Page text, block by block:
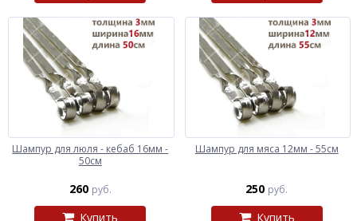
Шампур для люля - кебаб 16мм -
50см
260 руб.
Купить
Шампур для мяса 12мм - 55см
250 руб.
Купить